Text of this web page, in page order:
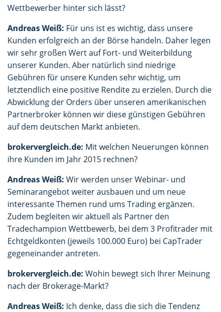
Wettbewerber hinter sich lässt?
Andreas Weiß: Für uns ist es wichtig, dass unsere
Kunden erfolgreich an der Börse handeln. Daher legen
wir sehr großen Wert auf Fort- und Weiterbildung
unserer Kunden. Aber natürlich sind niedrige
Gebühren für unsere Kunden sehr wichtig, um
letztendlich eine positive Rendite zu erzielen. Durch die
Abwicklung der Orders über unseren amerikanischen
Partnerbroker können wir diese günstigen Gebühren
auf dem deutschen Markt anbieten.
brokervergleich.de: Mit welchen Neuerungen können
ihre Kunden im Jahr 2015 rechnen?
Andreas Weiß: Wir werden unser Webinar- und
Seminarangebot weiter ausbauen und um neue
interessante Themen rund ums Trading ergänzen.
Zudem begleiten wir aktuell als Partner den
Tradechampion Wettbewerb, bei dem 3 Profitrader mit
Echtgeldkonten (jeweils 100.000 Euro) bei CapTrader
gegeneinander antreten.
brokervergleich.de: Wohin bewegt sich Ihrer Meinung
nach der Brokerage-Markt?
Andreas Weiß: Ich denke, dass die sich die Tendenz